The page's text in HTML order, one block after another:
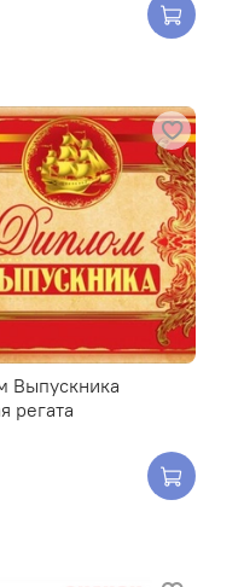
Выпускника
регата